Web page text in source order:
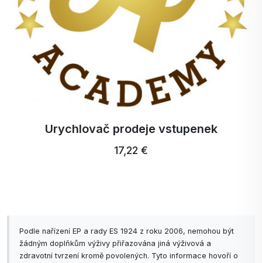
Urychlovač prodeje vstupenek
17,22 €
Podle nařízení EP a rady ES 1924 z roku 2006, nemohou být
žádným doplňkům výživy přiřazována jiná výživová a
zdravotní tvrzení kromě povolených. Tyto informace hovoří o